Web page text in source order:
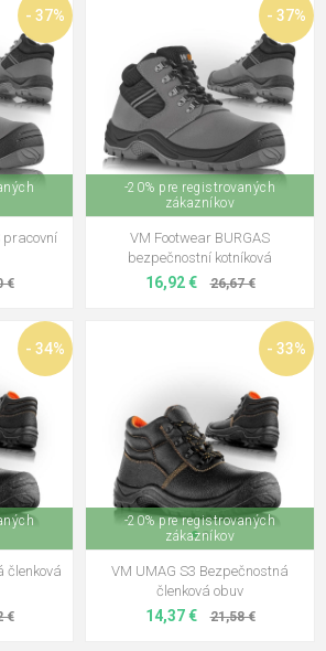
21,33 €
STONE APATIT WINTER O2
členková obuv zimná
21,33 €
MARBLE S2 Pracovná
členková obuv
22,01 €
UNIVERSE SATELLITE S3
členková obuv zimná
53,55 €
UNIVERSE METEOR S3S
Pracovná členková obuv
41,34 €
WINTER LADY Dámska
zimná obuv
24,59 €
- 37%
pracovní
€
- 37%
-20% pre registrovaných
zákazníkov
VM Footwear BURGAS
bezpečnostní kotníková
16,92 € 26,67 €
- 34%
členková
€
- 33%
-20% pre registrovaných
zákazníkov
VM UMAG S3 Bezpečnostná
členková obuv
14,37 € 21,58 €